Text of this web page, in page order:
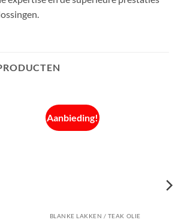
Aanbieding!
BLANKE LAKKEN / TEAK OLIE